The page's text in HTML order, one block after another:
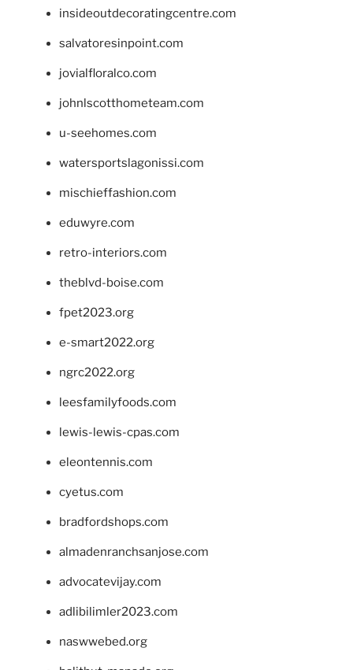
insideoutdecoratingcentre.com
salvatoresinpoint.com
jovialfloralco.com
johnlscotthometeam.com
u-seehomes.com
watersportslagonissi.com
mischieffashion.com
eduwyre.com
retro-interiors.com
theblvd-boise.com
fpet2023.org
e-smart2022.org
ngrc2022.org
leesfamilyfoods.com
lewis-lewis-cpas.com
eleontennis.com
cyetus.com
bradfordshops.com
almadenranchsanjose.com
advocatevijay.com
adlibilimler2023.com
naswwebed.org